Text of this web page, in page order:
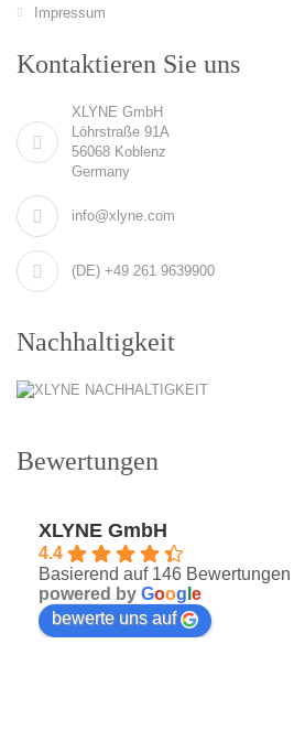
Impressum
Kontaktieren Sie uns
XLYNE GmbH
Löhrstraße 91A
56068 Koblenz
Germany
info@xlyne.com
(DE) +49 261 9639900
Nachhaltigkeit
Bewertungen
XLYNE GmbH
4.4
Basierend auf 146 Bewertungen
powered by Goog e
bewerte uns auf